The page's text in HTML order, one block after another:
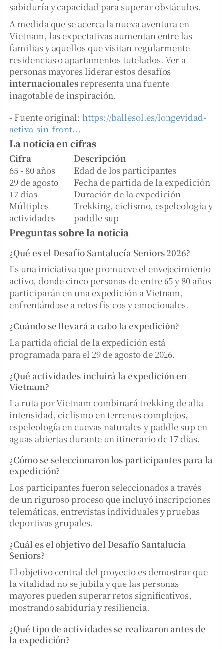
sabiduría y capacidad para superar obstáculos.
A medida que se acerca la nueva aventura en
Vietnam, las expectativas aumentan entre las
familias y aquellos que visitan regularmente
residencias o apartamentos tutelados. Ver a
personas mayores liderar estos desafíos
internacionalesrepresenta una fuente
inagotable de inspiración.
- Fuente original: https://ballesol.es/longevidad-
activa-sin-front...
La noticia en cifras
Cifra
Descripción
65 - 80 años
Edad de los participantes
29 de agosto
Fecha de partida de la expedición
17 días
Duración de la expedición
Múltiples
actividades
Trekking, ciclismo, espeleología y
paddle sup
Preguntas sobre la noticia
¿Qué es el Desafío Santalucía Seniors 2026?
Es una iniciativa que promueve el envejecimiento
activo, donde cinco personas de entre 65 y 80 años
participarán en una expedición a Vietnam,
enfrentándose a retos físicos y emocionales.
¿Cuándo se llevará a cabo la expedición?
La partida oficial de la expedición está
programada para el 29 de agosto de 2026.
¿Qué actividades incluirá la expedición en
Vietnam?
La ruta por Vietnam combinará trekking de alta
intensidad, ciclismo en terrenos complejos,
espeleología en cuevas naturales y paddle sup en
aguas abiertas durante un itinerario de 17 días.
¿Cómo se seleccionaron los participantes para la
expedición?
Los participantes fueron seleccionados a través
de un riguroso proceso que incluyó inscripciones
telemáticas, entrevistas individuales y pruebas
deportivas grupales.
¿Cuál es el objetivo del Desafío Santalucía
Seniors?
El objetivo central del proyecto es demostrar que
la vitalidad no se jubila y que las personas
mayores pueden superar retos significativos,
mostrando sabiduría y resiliencia.
¿Qué tipo de actividades se realizaron antes de
la expedición?